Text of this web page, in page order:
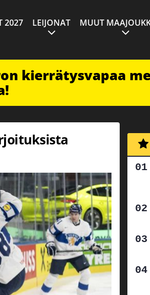
2027 LEIJONAT MUUT
kierrätysvapaa